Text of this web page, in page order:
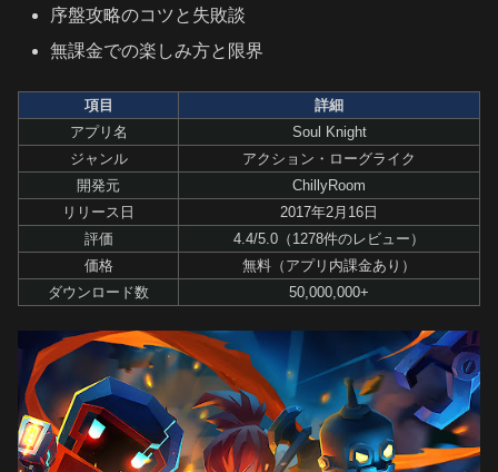
序盤攻略のコツと失敗談
無課金での楽しみ方と限界
項目
詳細
アプリ名
Soul Knight
ジャンル
アクション・ローグライク
開発元
ChillyRoom
リリース日
2017年2月16日
評価
4.4/5.0（1278件のレビュー）
価格
無料（アプリ内課金あり）
ダウンロード数
50,000,000+